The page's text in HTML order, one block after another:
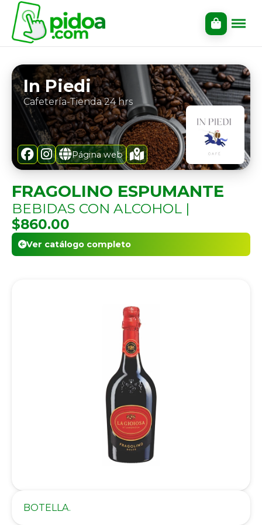
In Piedi
Cafetería-Tienda 24 hrs
Página web
FRAGOLINO ESPUMANTE
BEBIDAS CON ALCOHOL |
$860.00
Ver catálogo completo
BOTELLA.